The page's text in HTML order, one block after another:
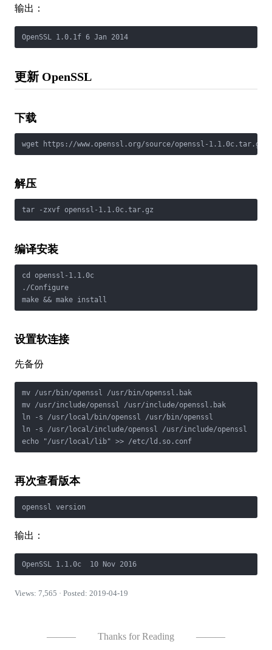
输出：
OpenSSL 1.0.1f 6 Jan 2014
更新 OpenSSL
下载
wget https://www.openssl.org/source/openssl-1.1.0c.tar.gz
解压
tar -zxvf openssl-1.1.0c.tar.gz
编译安装
cd openssl-1.1.0c
./Configure
make && make install
设置软连接
先备份
mv /usr/bin/openssl /usr/bin/openssl.bak
mv /usr/include/openssl /usr/include/openssl.bak
ln -s /usr/local/bin/openssl /usr/bin/openssl
ln -s /usr/local/include/openssl /usr/include/openssl
echo "/usr/local/lib" >> /etc/ld.so.conf
再次查看版本
openssl version
输出：
OpenSSL 1.1.0c  10 Nov 2016
Views: 7,565 · Posted: 2019-04-19
——— Thanks for Reading ———